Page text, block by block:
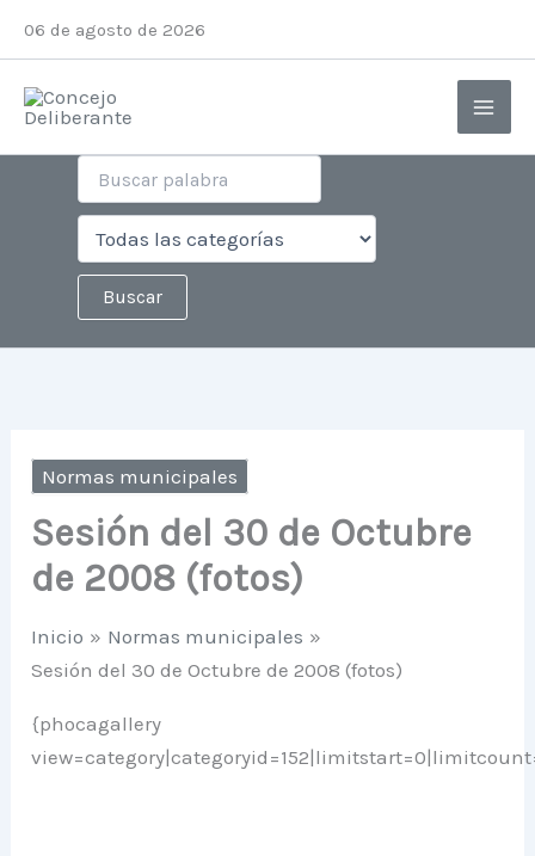
contenido
06 de agosto de 2026
Normas municipales
Sesión del 30 de Octubre
de 2008 (fotos)
Inicio
Normas municipales
Sesión del 30 de Octubre de 2008 (fotos)
{phocagallery